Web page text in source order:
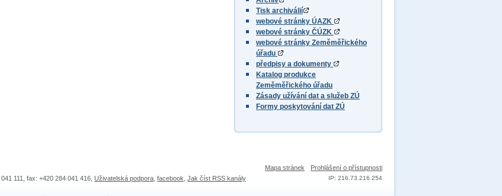
Tisk archiválií
webové stránky ÚAZK
webové stránky ČÚZK
webové stránky Zeměměřického
úřadu
předpisy a dokumenty
Katalog produkce
Zeměměřického úřadu
Zásady užívání dat a služeb ZÚ
Formy poskytování dat ZÚ
Mapa stránek Prohlášení o přístupnosti
IP: 216.73.216.254
111, fax: +420 284 041 416, Uživatelská podpora facebook Jak číst RSS kanály